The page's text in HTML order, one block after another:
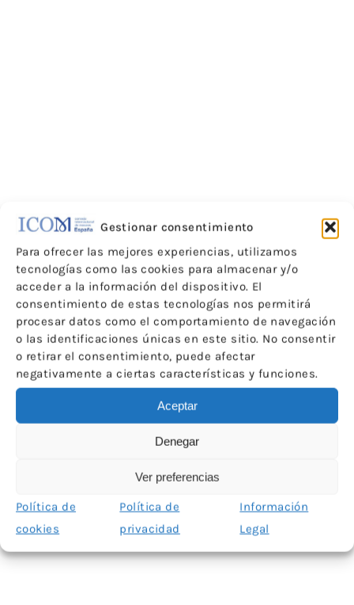
Gestionar consentimiento
Para ofrecer las mejores experiencias, utilizamos
tecnologías como las cookies para almacenar y/o
acceder a la información del dispositivo. El
consentimiento de estas tecnologías nos permitirá
procesar datos como el comportamiento de navegación
o las identificaciones únicas en este sitio. No consentir
o retirar el consentimiento, puede afectar
negativamente a ciertas características y funciones.
Aceptar
Denegar
Ver preferencias
Política de
cookies
Política de
privacidad
Información
Legal
Noticias
16 JULIO 2026
Nuevo número de la revista del Comité Español de